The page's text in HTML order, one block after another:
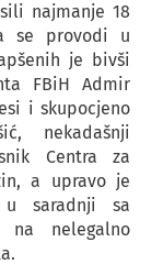
najmanje 18
se provodi u
je bivši
FBiH Admir
i skupocjeno
nekadašnji
Centra za
a upravo je
u saradnji sa
na nelegalno